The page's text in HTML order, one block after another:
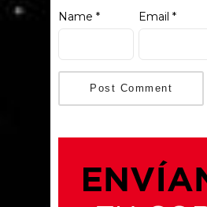
Name * Email *